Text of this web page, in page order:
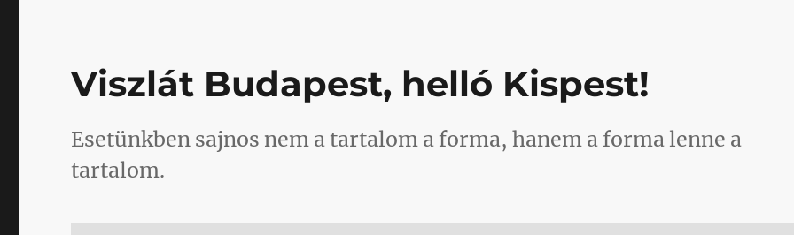
klub
(hanem
külügyminisztérium)
bejegyzéshez
Viszlát Budapest, helló Kispest!
Esetünkben sajnos nem a tartalom a forma, hanem a forma lenne a
tartalom.